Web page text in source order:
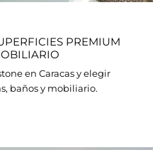
PREMIUM
en Caracas y elegir
baños y mobiliario.